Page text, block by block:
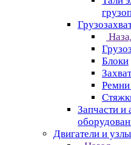
Блоки
Запчасти и
Двигатели и